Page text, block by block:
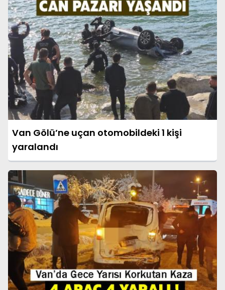
Van Gölü’ne uçan otomobildeki 1 kişi
yaralandı